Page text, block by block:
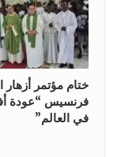
ختام مؤتمر
فرنسيس “عودة
في العالم”